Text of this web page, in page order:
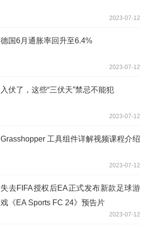
2023-07-12
德国6月通胀率回升至6.4%
2023-07-12
入伏了，这些“三伏天”禁忌不能犯
2023-07-12
Grasshopper 工具组件详解视频课程介绍
2023-07-12
失去FIFA授权后EA正式发布新款足球游
戏《EA Sports FC 24》预告片
2023-07-12